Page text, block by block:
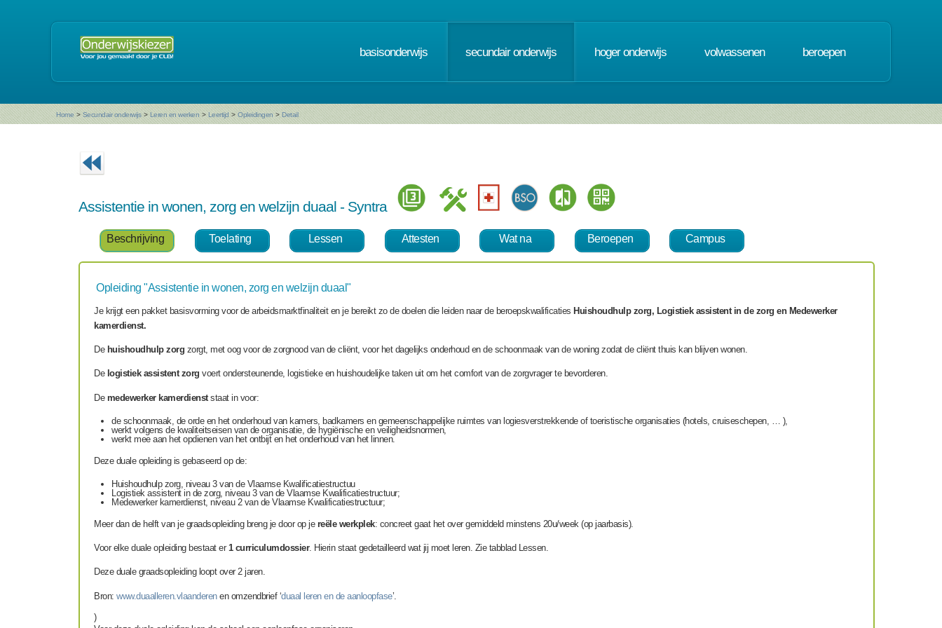
basisonderwijs secundair onderwijs hoger onderwijs volwassenen beroepen
Home > Secundair onderwijs > Leren en werken > Leertijd > Opleidingen > Detail
Assistentie in wonen, zorg en welzijn duaal - Syntra
Beschrijving Toelating Lessen Attesten Wat na Beroepen Campus
Opleiding "Assistentie in wonen, zorg en welzijn duaal"
Je krijgt een pakket basisvorming voor de arbeidsmarktfinaliteit en je bereikt zo de doelen die leiden naar de beroepskwalificaties Huishoudhulp zorg, Logistiek assistent in de zorg en Medewerker
kamerdienst.
De huishoudhulp zorg zorgt, met oog voor de zorgnood van de cliënt, voor het dagelijks onderhoud en de schoonmaak van de woning zodat de cliënt thuis kan blijven wonen.
De logistiek assistent zorg voert ondersteunende, logistieke en huishoudelijke taken uit om het comfort van de zorgvrager te bevorderen.
De medewerker kamerdienststaat in voor:
de schoonmaak, de orde en het onderhoud van kamers, badkamers en gemeenschappelijke ruimtes van logiesverstrekkende of toeristische organisaties (hotels, cruiseschepen, … ),
werkt volgens de kwaliteitseisen van de organisatie, de hygiënische en veiligheidsnormen,
werkt mee aan het opdienen van het ontbijt en het onderhoud van het linnen.
Deze duale opleiding is gebaseerd op de:
Huishoudhulp zorg, niveau 3 van de Vlaamse Kwalificatiestructuu
Logistiek assistent in de zorg, niveau 3 van de Vlaamse Kwalificatiestructuur;
Medewerker kamerdienst, niveau 2 van de Vlaamse Kwalificatiestructuur;
Meer dan de helft van je graadsopleiding breng je door op je reële werkplek: concreet gaat het over gemiddeld minstens 20u/week (op jaarbasis).
Voor elke duale opleiding bestaat er 1 curriculumdossier. Hierin staat gedetailleerd wat jij moet leren. Zie tabblad Lessen.
Deze duale graadsopleiding loopt over 2 jaren.
Bron: www.duaalleren.vlaanderenen omzendbrief ‘duaal leren en de aanloopfase’.
)